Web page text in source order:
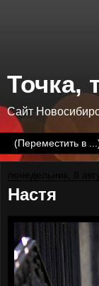
Точка,
Сайт
Настя